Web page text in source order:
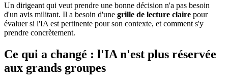
Un dirigeant qui veut prendre une bonne décision n'a pas besoin
d'un avis militant. Il a besoin d'une grille de lecture claire pour
évaluer si l'IA est pertinente pour son contexte, et comment s'y
prendre concrètement.
Ce qui a changé : l'IA n'est plus réservée
aux grands groupes